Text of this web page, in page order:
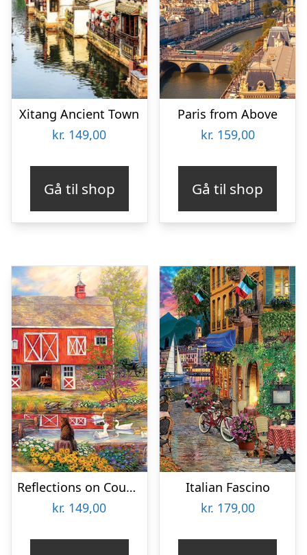
Xitang Ancient Town
kr. 149,00
Gå til shop
Paris from Above
kr. 159,00
Gå til shop
Reflections on Country Living
kr. 149,00
Italian Fascino
kr. 179,00